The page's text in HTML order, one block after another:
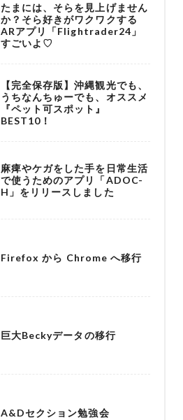
たまには、そらを見上げません
か？そら好きがワクワクする
ARアプリ「Flightrader24」
すごいよ♡
【完全保存版】沖縄観光でも、
うちなんちゅーでも、オススメ
『ペット可スポット』
BEST10！
麻痺やケガをした手を日常生活
で使うためのアプリ「ADOC-
H」をリリースしました
Firefox から Chrome へ移行
巨大Beckyデータの移行
A&Dセクション勉強会